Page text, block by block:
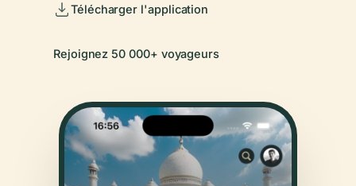
Télécharger l'application
Rejoignez 50 000+ voyageurs